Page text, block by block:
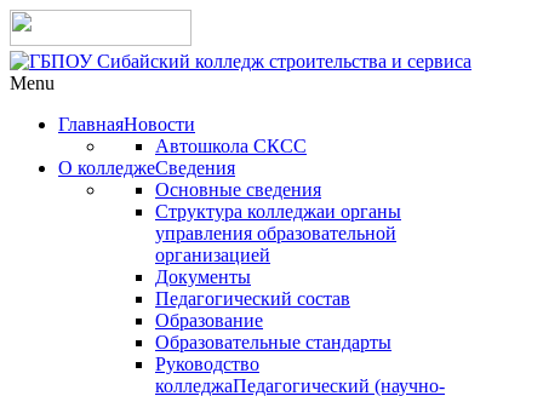
Menu
ГлавнаяНовости
Автошкола СКСС
О колледжеСведения
Основные сведения
Структура колледжаи органы
управления образовательной
организацией
Документы
Педагогический состав
Образование
Образовательные стандарты
Руководство
колледжаПедагогический (научно-